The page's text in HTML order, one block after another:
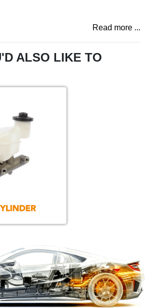
Read more ...
ALSO LIKE TO